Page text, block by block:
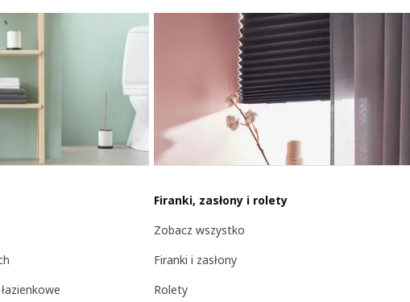
Firanki, zasłony i rolety
Zobacz wszystko
Firanki i zasłony
Rolety